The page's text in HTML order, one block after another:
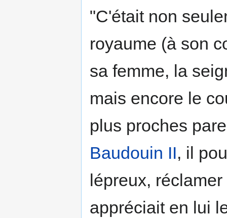
"C'était non
royaume (à son
sa femme, la
mais encore le
plus proches
Baudouin II, il
lépreux,
appréciait en lui